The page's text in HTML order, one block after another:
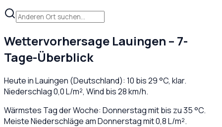
Wettervorhersage Lauingen – 7-
Tage-Überblick
Heute inLauingen (Deutschland): 10 bis29°C, klar.
Niederschlag0,0L/m², Wind bis28km/h.
Wärmstes Tag der Woche: Donnerstag mit bis zu 35 °C.
Meiste Niederschläge am Donnerstag mit 0,8 L/m².